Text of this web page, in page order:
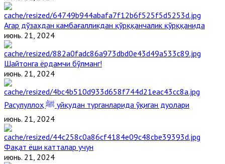
Агар дўзахдан камбағалликдан қўрққанчалик қўрққанида
июнь. 21, 2024
Шайтонга ёрдамчи бўлманг!
июнь. 21, 2024
Расулуллоҳ ﷺ уйқудан турганларида ўқиган дуолари
июнь. 21, 2024
Фақат ёши катталар учун
июнь. 21, 2024